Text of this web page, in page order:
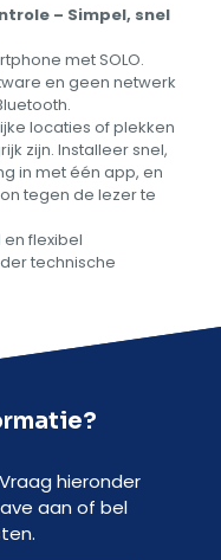
– Simpel, snel
met SOLO.
en geen netwerk
locaties of plekken
zijn. Installeer snel,
in met één app, en
tegen de lezer te
en flexibel
technische
hieronder
aan of bel